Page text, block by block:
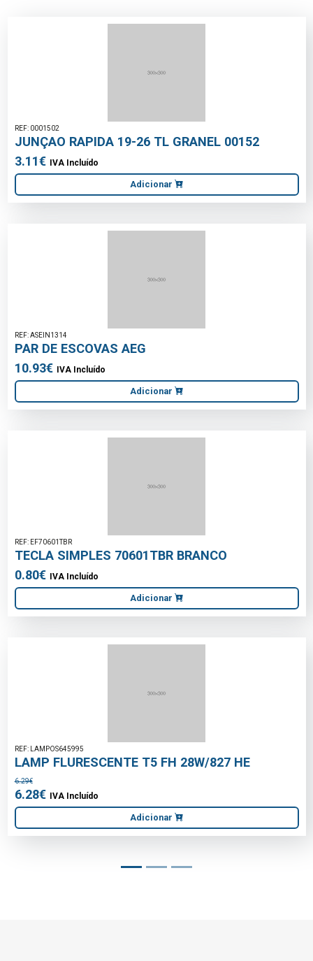
REF: 0001502
JUNÇAO RAPIDA 19-26 TL GRANEL 00152
3.11€ IVA Incluído
Adicionar
REF: ASEIN1314
PAR DE ESCOVAS AEG
10.93€ IVA Incluído
Adicionar
REF: EF70601TBR
TECLA SIMPLES 70601TBR BRANCO
0.80€ IVA Incluído
Adicionar
REF: LAMPOS645995
LAMP FLURESCENTE T5 FH 28W/827 HE
6.29€
6.28€ IVA Incluído
Adicionar